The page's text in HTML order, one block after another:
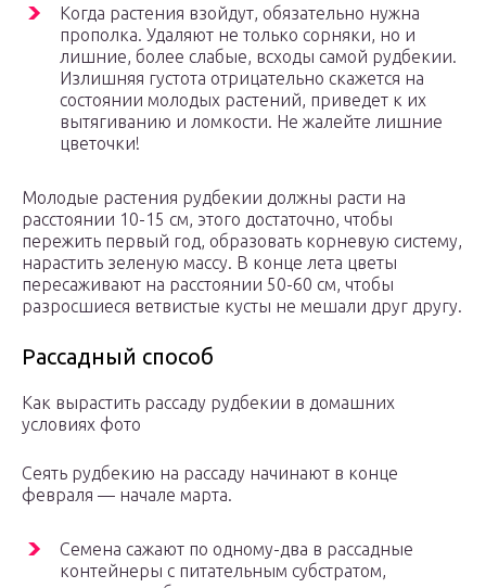
Когда растения взойдут, обязательно нужна
прополка. Удаляют не только сорняки, но и
лишние, более слабые, всходы самой рудбекии.
Излишняя густота отрицательно скажется на
состоянии молодых растений, приведет к их
вытягиванию и ломкости. Не жалейте лишние
цветочки!
Молодые растения рудбекии должны расти на
расстоянии 10-15 см, этого достаточно, чтобы
пережить первый год, образовать корневую систему,
нарастить зеленую массу. В конце лета цветы
пересаживают на расстоянии 50-60 см, чтобы
разросшиеся ветвистые кусты не мешали друг другу.
Рассадный способ
Как вырастить рассаду рудбекии в домашних
условиях фото
Сеять рудбекию на рассаду начинают в конце
февраля — начале марта.
Семена сажают по одному-два в рассадные
контейнеры с питательным субстратом,